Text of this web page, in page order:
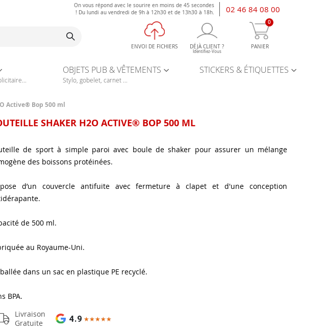
On vous répond avec le sourire en moins de 45 secondes
! Du lundi au vendredi de 9h à 12h30 et de 13h30 à 18h.
02 46 84 08 00
ENVOI DE FICHIERS DÉJÀ CLIENT ?
Identifiez-Vous
0
PANIER
OBJETS PUB & VÊTEMENTS
Stylo, gobelet, carnet ...
STICKERS & ÉTIQUETTES
Active® Bop 500 ml
SHAKER H2O ACTIVE® BOP 500 ML
de sport à simple paroi avec boule de shaker pour assurer un mélange
des boissons protéinées.
d’un couvercle antifuite avec fermeture à clapet et d'une conception
de 500 ml.
au Royaume-Uni.
dans un sac en plastique PE recyclé.
BPA.
Livraison
Gratuite
4.9 ★★★★★
★★★★★